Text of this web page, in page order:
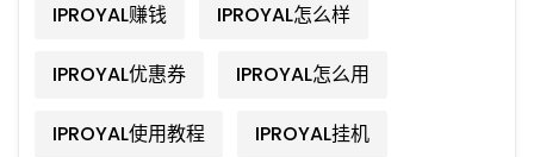
IPROYAL赚钱 IPROYAL怎么样
IPROYAL优惠券 IPROYAL怎么用
IPROYAL使用教程 IPROYAL挂机